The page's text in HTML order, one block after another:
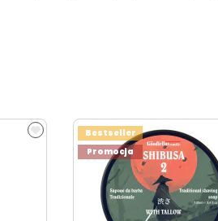
Promocja
Bestseller